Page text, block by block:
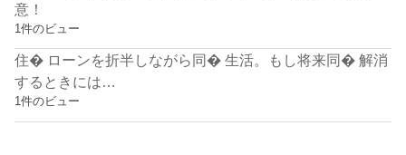
意！
1件のビュー
住� ローンを折半しながら同� 生活。もし将来同� 解消
するときには…
1件のビュー